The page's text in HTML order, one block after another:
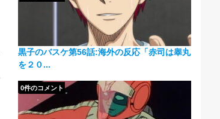
黒子のバスケ第56話:海外の反応「赤司は睾丸
を２０...
0件のコメント